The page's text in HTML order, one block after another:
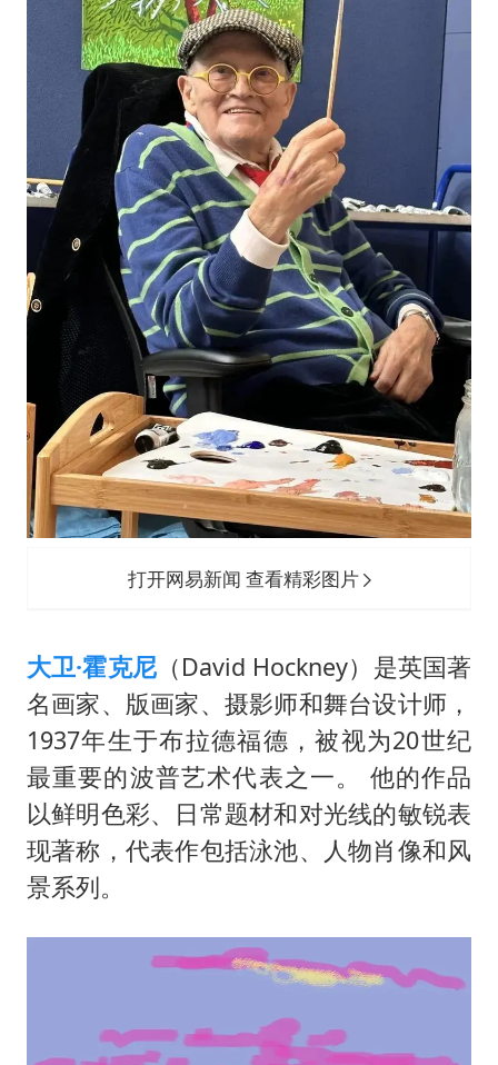
打开网易新闻 查看精彩图片
大卫·霍克尼（David Hockney）是英国著
名画家、版画家、摄影师和舞台设计师，
1937年生于布拉德福德，被视为20世纪
最重要的波普艺术代表之一。 他的作品
以鲜明色彩、日常题材和对光线的敏锐表
现著称，代表作包括泳池、人物肖像和风
景系列。